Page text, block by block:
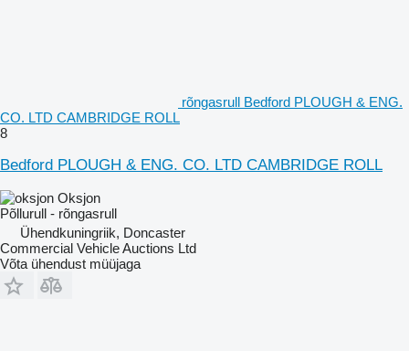
rõngasrull Bedford PLOUGH & ENG.
CO. LTD CAMBRIDGE ROLL
8
Bedford PLOUGH & ENG. CO. LTD CAMBRIDGE ROLL
Oksjon
Põllurull - rõngasrull
Ühendkuningriik, Doncaster
Commercial Vehicle Auctions Ltd
Võta ühendust müüjaga